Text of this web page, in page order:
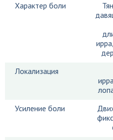
Характер боли
Локализация
Усиление боли